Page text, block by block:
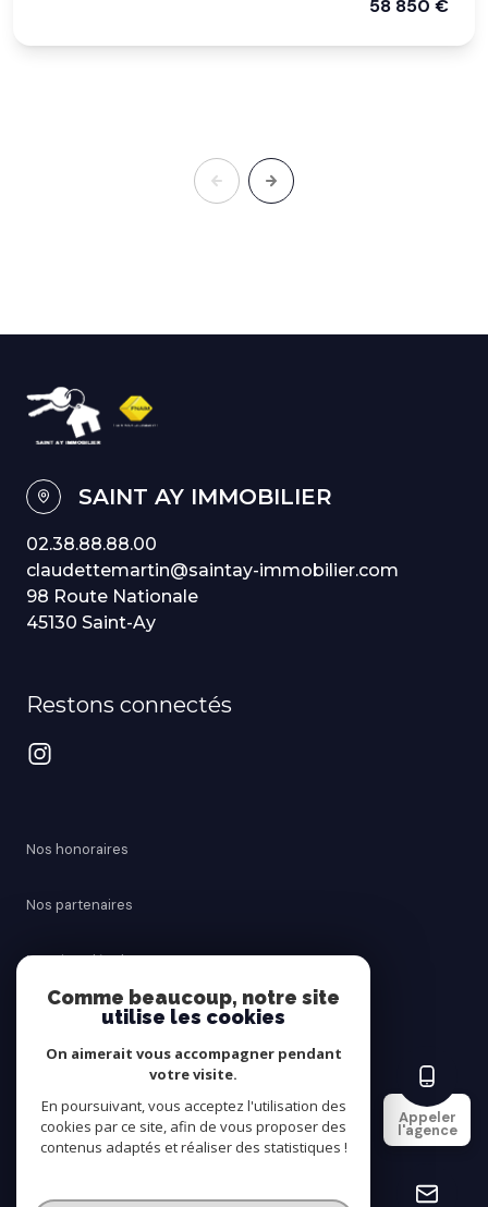
Appeler
l'agence
58 850 €
SAINT AY IMMOBILIER
02.38.88.88.00
claudettemartin@saintay-immobilier.com
98 Route Nationale
45130 Saint-Ay
Restons connectés
Nos honoraires
Nos partenaires
Mentions légales
Cookies
© 2026 | Tous droits réservés
Comme beaucoup, notre site
utilise les cookies
On aimerait vous accompagner pendant
votre visite.
En poursuivant, vous acceptez l'utilisation des
cookies par ce site, afin de vous proposer des
contenus adaptés et réaliser des statistiques !